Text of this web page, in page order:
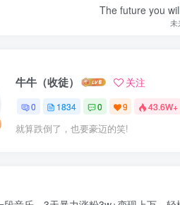
The future you
未
牛牛（收徒） 关注
0 1834 0 9 43.6W+
就算跌倒了，也要豪迈的笑!